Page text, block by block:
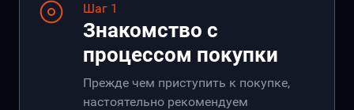
Шаг 1
Знакомство с
процессом покупки
Прежде чем приступить к покупке,
настоятельно рекомендуем